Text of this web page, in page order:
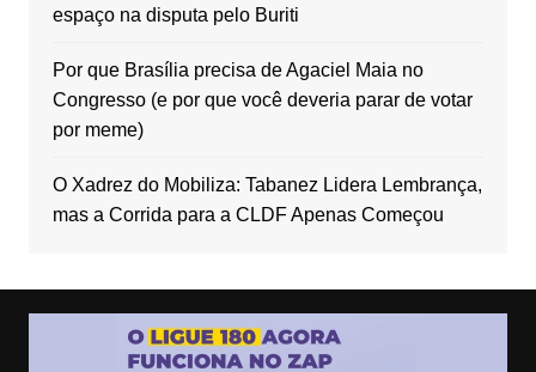
espaço na disputa pelo Buriti
Por que Brasília precisa de Agaciel Maia no
Congresso (e por que você deveria parar de votar
por meme)
O Xadrez do Mobiliza: Tabanez Lidera Lembrança,
mas a Corrida para a CLDF Apenas Começou